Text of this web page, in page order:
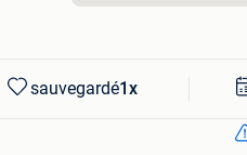
sauvegardé1x